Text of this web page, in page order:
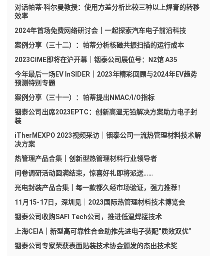
对话帕蒂·科尔曼教授：使用方差分析比较三种以上焊膏的转移
效率
2024年首场免费网络研讨会｜一起探索汽车电子前沿科技
案例分享（三十二）：帕蒂分析核磁共振扫描的运行成本
2023CIME即将在沪开幕｜铟泰公司展位号：N2馆 A35
今年最后一场EV InSIDER｜2023年精彩回顾与2024年EV趋势
预测特别专题
案例分享（三十一）：帕蒂提出NMAC/I/O指标
铟泰公司出席2023EPTC：创新高温无铅解决方案助力电子封
装
iTherMEXPO 2023视频采访｜铟泰公司一流热管理材料技术解
决方案
热管理产品合集｜创新型热管理材料行业领导者
问卷调研活动圆满结束，惊喜好礼即将派送……
光电封装产品合集｜每一款都久经市场验证，强力推荐！
11月15-17日，深圳见｜2023国际热管理材料技术博览会
铟泰公司收购SAFI Tech公司，推进低温焊接技术
上海CEIA｜新型高可靠性合金助推先进电子装配“质效双优”
铟泰公司专家荣获表面贴装技术协会颁发的杰出技术奖